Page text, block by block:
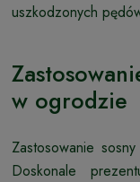
uszkodzonych
w ogrodzie
Zastosowanie
Doskonale